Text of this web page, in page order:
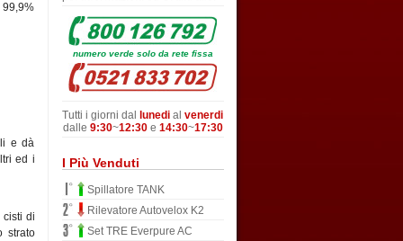
e dà
ed i
cisti di
strato
numero verde solo da rete fissa
Tutti i giorni dal lunedial venerdi
dalle 9:30~12:30e 14:30~17:30
I Più Venduti
Spillatore TANK
Rilevatore Autovelox K2
Set TRE Everpure AC